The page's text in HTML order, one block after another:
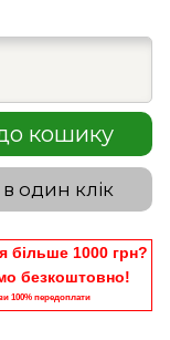
кошику
один клік
більше 1000 грн?
безкоштовно!
100% передоплати